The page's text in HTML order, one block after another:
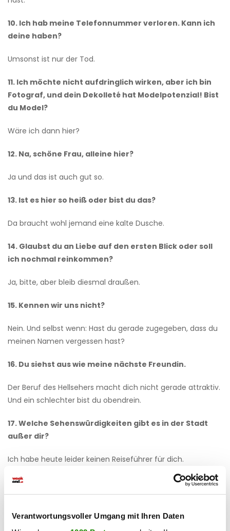
Verantwortungsvoller Umgang mit Ihren Daten
10. Ich hab meine Telefonnummer verloren. Kann ich
deine haben?
Umsonst ist nur der Tod.
11. Ich möchte nicht aufdringlich wirken, aber ich bin
Fotograf, und dein Dekolleté hat Modelpotenzial! Bist
du Model?
Wäre ich dann hier?
12. Na, schöne Frau, alleine hier?
Ja und das ist auch gut so.
13. Ist es hier so heiß oder bist du das?
Da braucht wohl jemand eine kalte Dusche.
14. Glaubst du an Liebe auf den ersten Blick oder soll
ich nochmal reinkommen?
Ja, bitte, aber bleib diesmal draußen.
15. Kennen wir uns nicht?
Nein. Und selbst wenn: Hast du gerade zugegeben, dass du
meinen Namen vergessen hast?
16. Du siehst aus wie meine nächste Freundin.
Der Beruf des Hellsehers macht dich nicht gerade attraktiv.
Und ein schlechter bist du obendrein.
17. Welche Sehenswürdigkeiten gibt es in der Stadt
außer dir?
Ich habe heute leider keinen Reiseführer für dich.
18. Ich würde gerne der Grund für deine heutige
schlaflose Nacht sein.
Nicht alle Wünsche gehen in Erfüllung.